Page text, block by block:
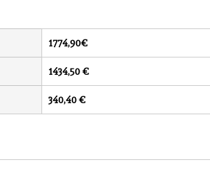
1774,90€
1434,50 €
340,40 €